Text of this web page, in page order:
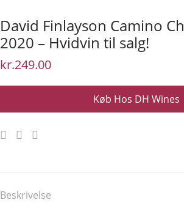
David Finlayson Camino
2020 – Hvidvin til salg!
kr.249.00
Køb Hos DH Wines
Beskrivelse